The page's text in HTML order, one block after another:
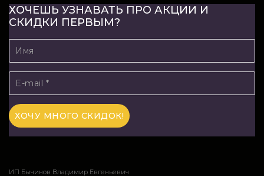
ХОЧЕШЬ УЗНАВАТЬ ПРО АКЦИИ И
СКИДКИ ПЕРВЫМ?
ИП Бычинов Владимир Евгеньевич